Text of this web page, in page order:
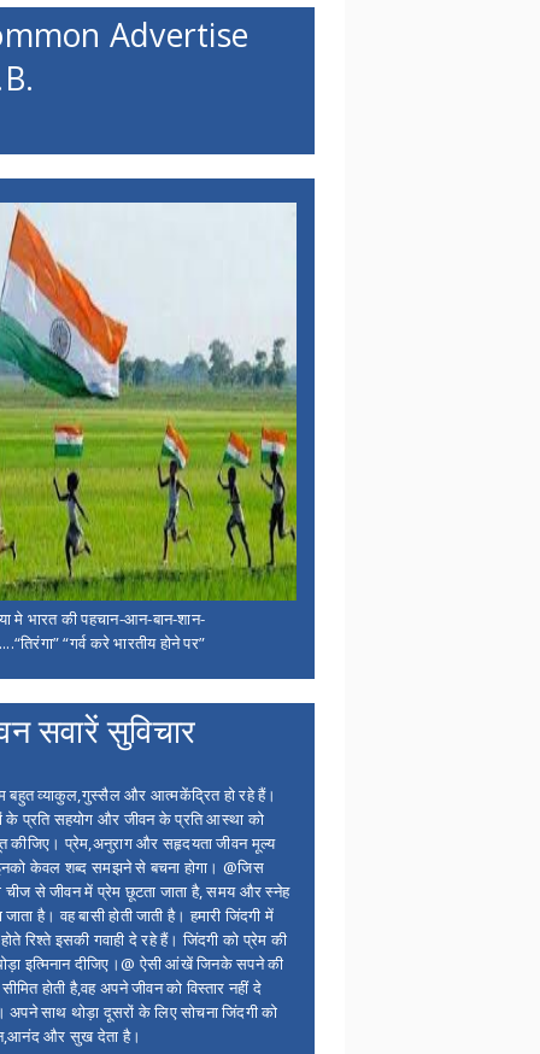
Advertise
मे भारत की पहचान-आन-बान-शान-
“गर्व करे भारतीय होने पर”
सवारें सुविचार
बहुत व्याकुल,गुस्सैल और आत्मकेंद्रित हो रहे हैं।
के प्रति सहयोग और जीवन के प्रति आस्था को
कीजिए। प्रेम,अनुराग और सहृदयता जीवन मूल्य
केवल शब्द समझने से बचना होगा। @जिस
चीज से जीवन में प्रेम छूटता जाता है, समय और स्नेह
है। वह बासी होती जाती है। हमारी जिंदगी में
होते रिश्ते इसकी गवाही दे रहे हैं। जिंदगी को प्रेम की
इत्मिनान दीजिए।@ ऐसी आंखें जिनके सपने की
होती है,वह अपने जीवन को विस्तार नहीं दे
अपने साथ थोड़ा दूसरों के लिए सोचना जिंदगी को
और सुख देता है।